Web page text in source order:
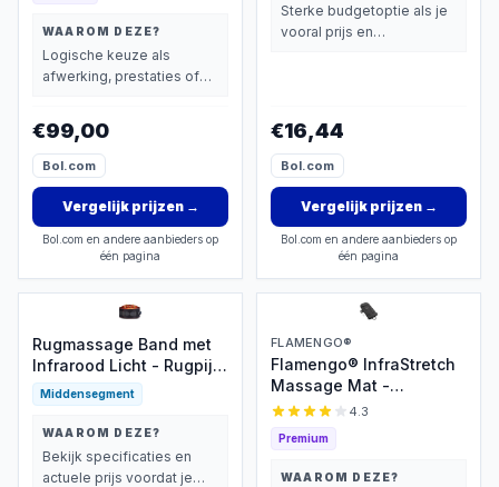
WAAROM DEZE?
Logische keuze als
afwerking, prestaties of
€99,00
Bol.com
Vergelijk prijzen→
Bol.com en andere aanbieders op
één pagina
Sterke budgetoptie als je
vooral prijs en
€16,44
Bol.com
Vergelijk prijzen→
Bol.com en andere aanbieders op
één pagina
Rugmassage Band met
Infrarood Licht - Rugpijn
Verlichten - Draadloos
Opladen - Hernia -
Warmtecompressie -
Taille Massage Apparaat
- Zwart
Middensegment
WAAROM DEZE?
Bekijk specificaties en
actuele prijs voordat je
FLAMENGO®
Flamengo® InfraStretch
Massage Mat -
Rugmassage en
Infrarood -
Massagekussen -
4.3
Premium
WAAROM DEZE?